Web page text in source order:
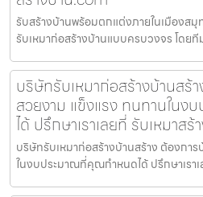
รับสร้างบ้านพร้อมตกแต่งภายในเมืองสมุ
รับเหมาก่อสร้างบ้านแบบครบวงจร โดย
บริษัทรับเหมาก่อสร้างบ้านสร้
สวยงาม แข็งแรง ทนทานใน
ได้ ปรึกษาเราเลยที่ รับเหมาส
บริษัทรับเหมาก่อสร้างบ้านสร้าง ต้องกา
ในงบประมาณที่คุณกำหนดได้ ปรึกษาเรา